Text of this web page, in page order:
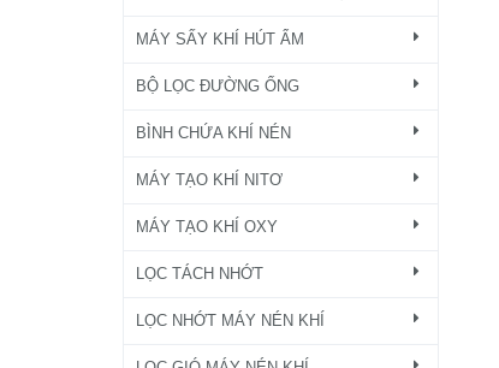
MÁY SẤY KHÍ HÚT ẨM
BỘ LỌC ĐƯỜNG ỐNG
BÌNH CHỨA KHÍ NÉN
MÁY TẠO KHÍ NITƠ
MÁY TẠO KHÍ OXY
LỌC TÁCH NHỚT
LỌC NHỚT MÁY NÉN KHÍ